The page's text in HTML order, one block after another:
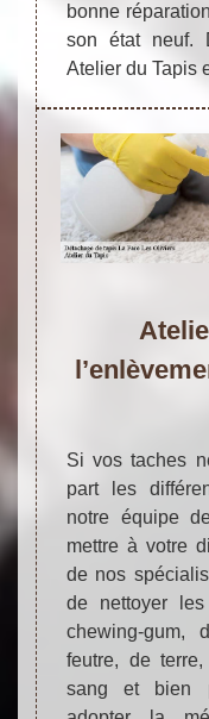
bonne
son état neuf.
Atelier du Tapis
Si vos taches
part les
notre équipe
mettre à votre
de nos
de nettoyer
chewing-gum,
feutre, de
sang et bien